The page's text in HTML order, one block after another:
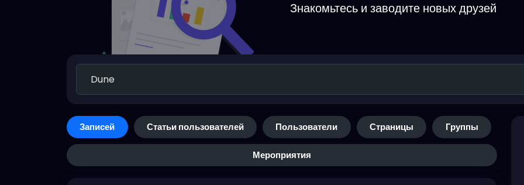
Знакомьтесь и заводите новых друзей
Записей Статьи пользователей Пользователи Страницы Группы
Мероприятия